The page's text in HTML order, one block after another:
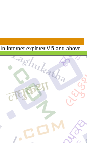
in Internet explorer V.5 and above